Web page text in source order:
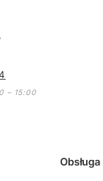
– 15:00